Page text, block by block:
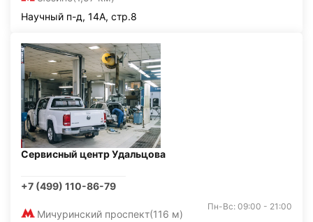
Научный п-д, 14А, стр.8
Сервисный центр Удальцова
+7 (499) 110-86-79
Мичуринский проспект(116 м)
Пн-Вс: 09:00 - 21:00